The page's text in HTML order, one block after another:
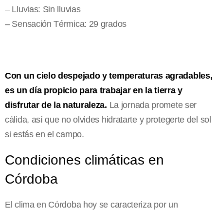
– Lluvias: Sin lluvias
– Sensación Térmica: 29 grados
Con un cielo despejado y temperaturas agradables,
es un día propicio para trabajar en la tierra y
disfrutar de la naturaleza. La jornada promete ser
cálida, así que no olvides hidratarte y protegerte del sol
si estás en el campo.
Condiciones climáticas en
Córdoba
El clima en Córdoba hoy se caracteriza por un